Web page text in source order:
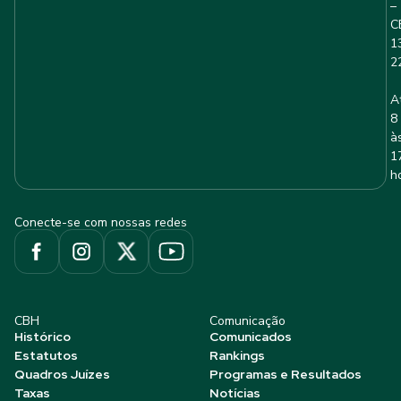
–
8
Conecte-se com nossas redes
CBH
Histórico
Estatutos
Quadros Juízes
Taxas
Comunicação
Comunicados
Rankings
Programas e Resultados
Notícias